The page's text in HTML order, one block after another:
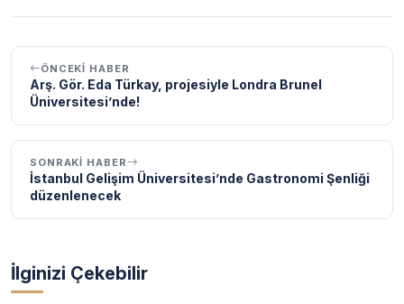
ÖNCEKI HABER
Arş. Gör. Eda Türkay, projesiyle Londra Brunel
Üniversitesi’nde!
SONRAKI HABER
İstanbul Gelişim Üniversitesi’nde Gastronomi Şenliği
düzenlenecek
İlginizi Çekebilir